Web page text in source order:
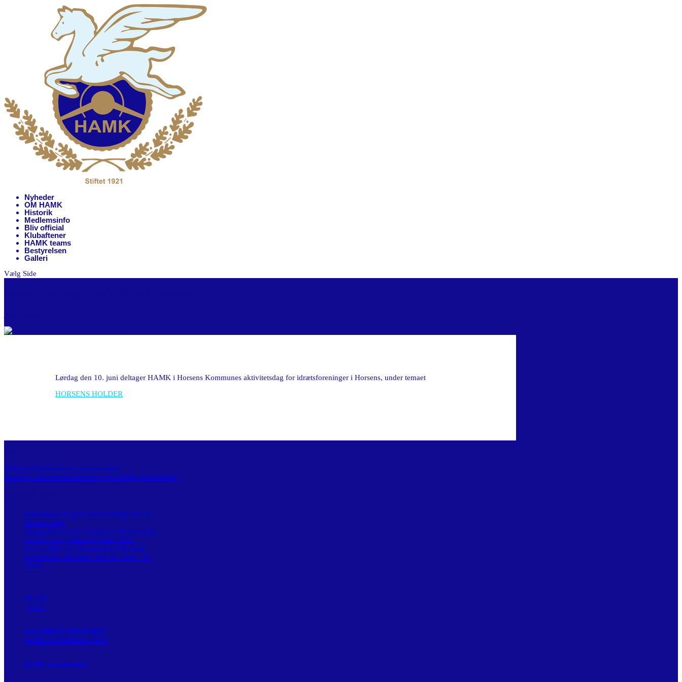
Nyheder
OM HAMK
Historik
Medlemsinfo
Bliv official
Klubaftener
HAMK teams
Bestyrelsen
Galleri
Vælg Side
Lørdag den 10. juni deltager HAMK i Horsens Kommunes aktivitetsdag for idrætsforeninger i Horsens, under temaet
HORSENS HOLDER
TidligereCitroénen skal presses mere
NæsteTo Damarksmesterskaber til HAMK-medlemmer
Indkaldelse til generalforsamling den 17.
februar 2026
Hyggeaftener hos Lindstrøm Motorcenter
Generel sejr i Midtnight Run 2025.
Sprint, MRF og Munkebjerg Hillclimb
Spændende klubaften den 30. april – kl.
19:00
KLUB-
NYT
KLUBBENS HISTORIE
JUBILÆUMSBOG 2021
HAMK Youtubekanal